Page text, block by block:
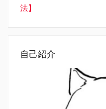
法】
自己紹介